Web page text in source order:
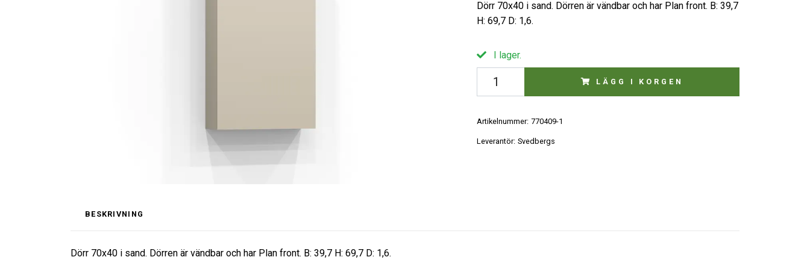
Dörr 70x40 i sand. Dörren är vändbar och har Plan front. B: 39,7
H: 69,7 D: 1,6.
I lager.
LÄGG I KORGEN
Artikelnummer: 770409-1
Leverantör: Svedbergs
BESKRIVNING
Dörr 70x40 i sand. Dörren är vändbar och har Plan front. B: 39,7 H: 69,7 D: 1,6.